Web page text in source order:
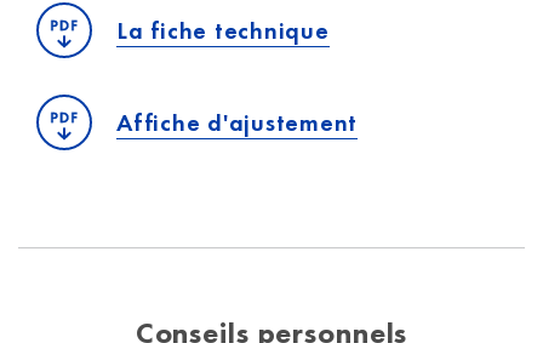
La fiche technique
Affiche d'ajustement
Conseils personnels